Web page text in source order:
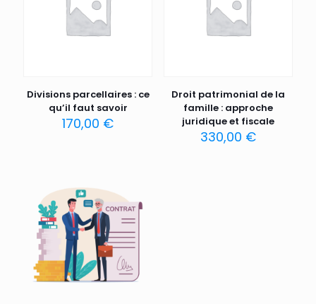
Divisions parcellaires : ce
qu’il faut savoir
170,00 €
Droit patrimonial de la
famille : approche
juridique et fiscale
330,00 €